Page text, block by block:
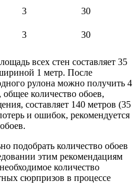
3
30
3 30
всех стен составляет 35
1 метр. После
рулона можно получить 4
количество обоев,
составляет 140 метров (35
и ошибок, рекомендуется
подобрать количество обоев
этим рекомендациям
количество
сюрпризов в процессе